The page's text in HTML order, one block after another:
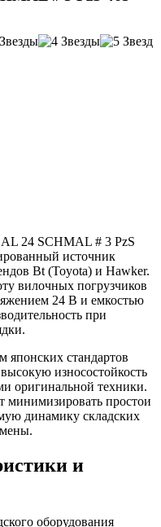
AL 24 SCHMAL # 3 PzS
источник
Bt (Toyota) и Hawker.
вилочных погрузчиков
24 В и емкостью
при
японских стандартов
износостойкость
оригинальной техники.
минимизировать простои
динамику складских
и
оборудования